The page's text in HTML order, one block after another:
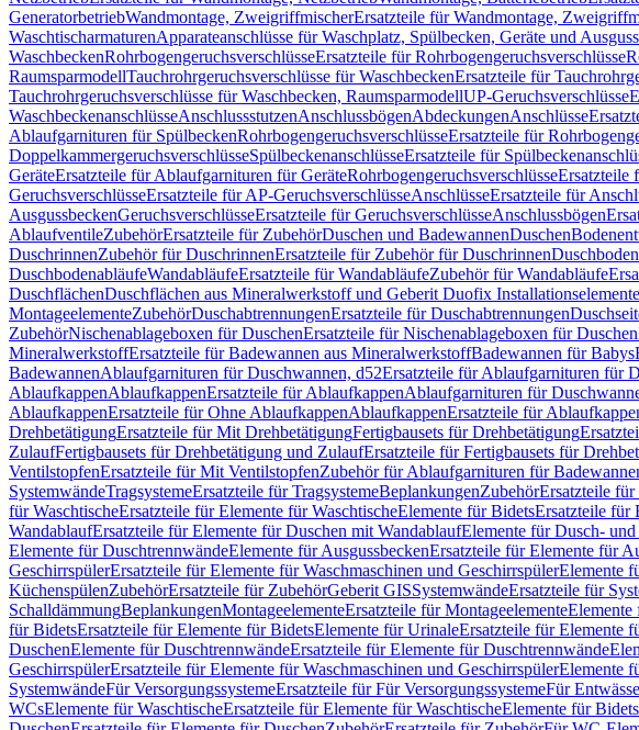
GeneratorbetriebWandmontage, ZweigriffmischerErsatzteile für Wandmontage,
WaschtischarmaturenApparateanschlüsse für Waschplatz, Spülbecken, Geräte und
WaschbeckenRohrbogengeruchsverschlüsseErsatzteile für Rohrbogengeruchsverschlüsse
RaumsparmodellTauchrohrgeruchsverschlüsse für WaschbeckenErsatzteile für
Tauchrohrgeruchsverschlüsse für Waschbecken, RaumsparmodellUP-Geruchsverschlüsse
WaschbeckenanschlüsseAnschlussstutzenAnschlussbögenAbdeckungenAnschlüsse
Ablaufgarnituren für SpülbeckenRohrbogengeruchsverschlüsseErsatzteile für
DoppelkammergeruchsverschlüsseSpülbeckenanschlüsseErsatzteile für
GeräteErsatzteile für Ablaufgarnituren für GeräteRohrbogengeruchsverschlüsseErsatzteile
GeruchsverschlüsseErsatzteile für AP-GeruchsverschlüsseAnschlüsseErsatzteile für
AusgussbeckenGeruchsverschlüsseErsatzteile für GeruchsverschlüsseAnschlussbögen
AblaufventileZubehörErsatzteile für ZubehörDuschen und BadewannenDuschen
DuschrinnenZubehör für DuschrinnenErsatzteile für Zubehör für Duschrinnen
DuschbodenabläufeWandabläufeErsatzteile für WandabläufeZubehör für Wandabläufe
DuschflächenDuschflächen aus Mineralwerkstoff und Geberit Duofix Installationselemente
MontageelementeZubehörDuschabtrennungenErsatzteile für Duschabtrennungen
ZubehörNischenablageboxen für DuschenErsatzteile für Nischenablageboxen für Duschen
MineralwerkstoffErsatzteile für Badewannen aus MineralwerkstoffBadewannen für Babys
BadewannenAblaufgarnituren für Duschwannen, d52Ersatzteile für Ablaufgarnituren für
AblaufkappenAblaufkappenErsatzteile für AblaufkappenAblaufgarnituren für
AblaufkappenErsatzteile für Ohne AblaufkappenAblaufkappenErsatzteile für
DrehbetätigungErsatzteile für Mit DrehbetätigungFertigbausets für Drehbetätigung
ZulaufFertigbausets für Drehbetätigung und ZulaufErsatzteile für Fertigbausets für
VentilstopfenErsatzteile für Mit VentilstopfenZubehör für Ablaufgarnituren für
SystemwändeTragsystemeErsatzteile für TragsystemeBeplankungenZubehörErsatzteile
für WaschtischeErsatzteile für Elemente für WaschtischeElemente für BidetsErsatzteile für
WandablaufErsatzteile für Elemente für Duschen mit WandablaufElemente für Dusch-
Elemente für DuschtrennwändeElemente für AusgussbeckenErsatzteile für Elemente für
GeschirrspülerErsatzteile für Elemente für Waschmaschinen und GeschirrspülerElemente
KüchenspülenZubehörErsatzteile für ZubehörGeberit GISSystemwändeErsatzteile für
SchalldämmungBeplankungenMontageelementeErsatzteile für MontageelementeElemente
für BidetsErsatzteile für Elemente für BidetsElemente für UrinaleErsatzteile für Elemente
DuschenElemente für DuschtrennwändeErsatzteile für Elemente für Duschtrennwände
GeschirrspülerErsatzteile für Elemente für Waschmaschinen und GeschirrspülerElemente
SystemwändeFür VersorgungssystemeErsatzteile für Für VersorgungssystemeFür
WCsElemente für WaschtischeErsatzteile für Elemente für WaschtischeElemente für Bidets